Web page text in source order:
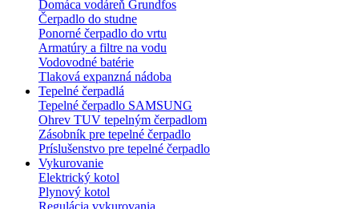
Domáca vodáreň Grundfos
Čerpadlo do studne
Ponorné čerpadlo do vrtu
Armatúry a filtre na vodu
Vodovodné batérie
Tlaková expanzná nádoba
Tepelné čerpadlá
Tepelné čerpadlo SAMSUNG
Ohrev TUV tepelným čerpadlom
Zásobník pre tepelné čerpadlo
Príslušenstvo pre tepelné čerpadlo
Vykurovanie
Elektrický kotol
Plynový kotol
Regulácia vykurovania